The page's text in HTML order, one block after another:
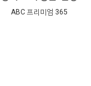
ABC 프리미엄 365